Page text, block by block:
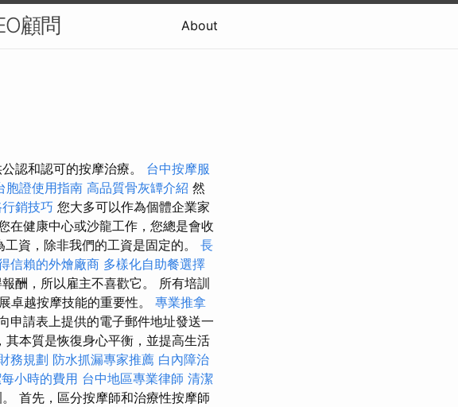
顧問 About
認和認可的按摩治療。 台中按摩服
胞證使用指南 高品質骨灰罈介紹 然
銷技巧 您大多可以作為個體企業家
在健康中心或沙龍工作，您總是會收
資，除非我們的工資是固定的。 長
信賴的外燴廠商 多樣化自助餐選擇
酬，所以雇主不喜歡它。 所有培訓
卓越按摩技能的重要性。 專業推拿
申請表上提供的電子郵件地址發送一
其本質是恢復身心平衡，並提高生活
務規劃 防水抓漏專家推薦 白內障治
小時的費用 台中地區專業律師 清潔
首先，區分按摩師和治療性按摩師